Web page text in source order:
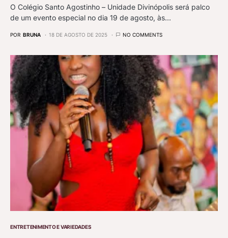
O Colégio Santo Agostinho – Unidade Divinópolis será palco
de um evento especial no dia 19 de agosto, às…
POR BRUNA 18 DE AGOSTO DE 2025 NO COMMENTS
ENTRETENIMENTO E VARIEDADES